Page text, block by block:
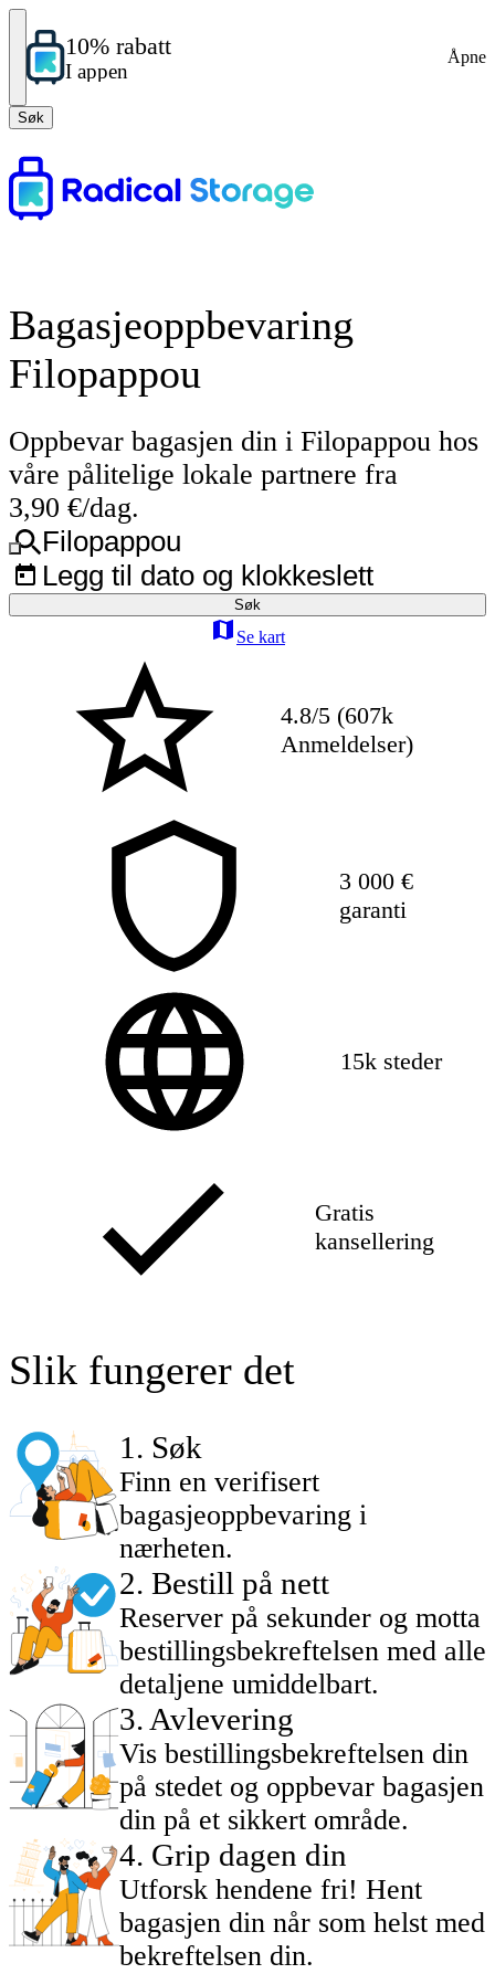
10% rabatt
I appen
Åpne
Søk
Bagasjeoppbevaring
Filopappou
Oppbevar bagasjen din i Filopappou hos
våre pålitelige lokale partnere fra
3,90 €/dag.
Filopappou
Legg til dato og klokkeslett
Søk
Se kart
4.8/5 (607k
Anmeldelser)
3 000 €
garanti
15k steder
Gratis
kansellering
Slik fungerer det
1 . Søk
Finn en verifisert
bagasjeoppbevaring i
nærheten.
2. Bestill på nett
Reserver på sekunder og motta
bestillingsbekreftelsen med alle
detaljene umiddelbart.
3. Avlevering
Vis bestillingsbekreftelsen din
på stedet og oppbevar bagasjen
din på et sikkert område.
4. Grip dagen din
Utforsk hendene fri! Hent
bagasjen din når som helst med
bekreftelsen din.